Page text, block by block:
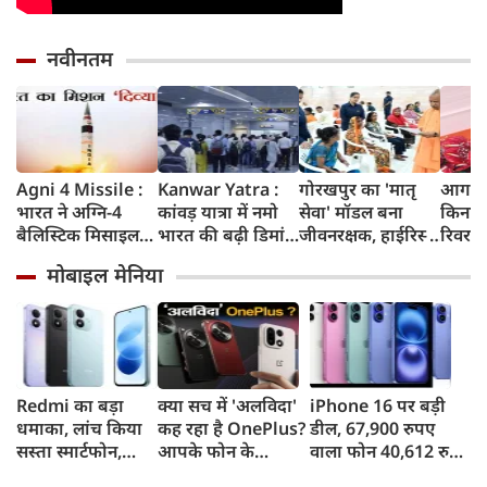
नवीनतम
Agni 4 Missile :
भारत ने अग्नि-4
बैलिस्टिक मिसाइल
किया, 4,000 KM
तक मारक क्षमता
Kanwar Yatra :
कांवड़ यात्रा में नमो
भारत की बढ़ी डिमांड,
कई स्टेशनों पर 50%
तक बढ़ी यात्रियों की
संख्या
गोरखपुर का 'मातृ
सेवा' मॉडल बना
जीवनरक्षक, हाईरिस्क
इलाज से बची 77
जिंदगियां
आगरा
रिवर
करेगी
मोबाइल मेनिया
Redmi का बड़ा
धमाका, लांच किया
सस्ता स्मार्टफोन,
क्या सच में 'अलविदा'
कह रहा है OnePlus?
आपके फोन के
iPhone 16 पर बड़ी
डील, 67,900 रुपए
वाला फोन 40,612 रुपए